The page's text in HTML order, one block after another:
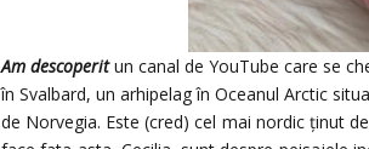
Am descoperitun canal de YouTube care se
în Svalbard, un arhipelag în Oceanul Arctic
de Norvegia. Este (cred) cel mai nordic ținut